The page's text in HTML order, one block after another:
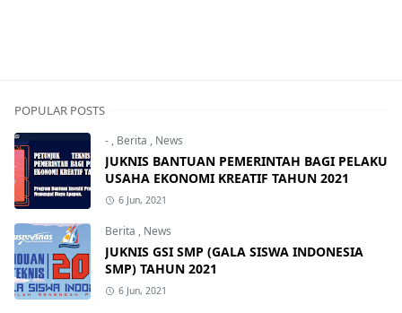
POPULAR POSTS
- , Berita , News
JUKNIS BANTUAN PEMERINTAH BAGI PELAKU
USAHA EKONOMI KREATIF TAHUN 2021
6 Jun, 2021
Berita , News
JUKNIS GSI SMP (GALA SISWA INDONESIA
SMP) TAHUN 2021
6 Jun, 2021